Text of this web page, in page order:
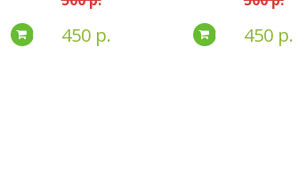
Подробнее
450 р. Подробнее
450 р.